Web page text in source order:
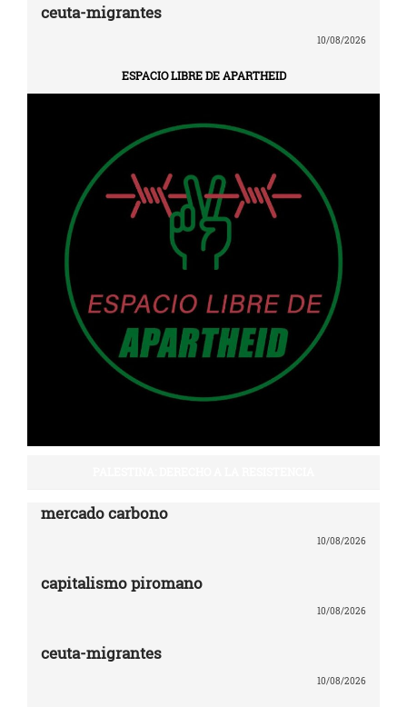
ceuta-migrantes
10/08/2026
ESPACIO LIBRE DE APARTHEID
mercado carbono
10/08/2026
capitalismo piromano
10/08/2026
ceuta-migrantes
10/08/2026